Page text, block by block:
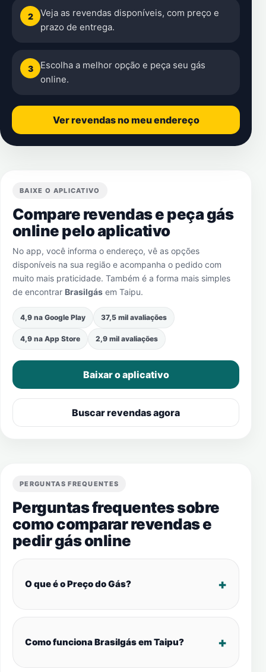
2
Veja as revendas disponíveis, com preço e
prazo de entrega.
3
Escolha a melhor opção e peça seu gás
online.
Ver revendas no meu endereço
BAIXE O APLICATIVO
Compare revendas e peça gás
online pelo aplicativo
No app, você informa o endereço, vê as opções
disponíveis na sua região e acompanha o pedido com
muito mais praticidade. Também é a forma mais simples
de encontrar Brasilgás em Taipu.
4,9 na Google Play 37,5 mil avaliações
4,9 na App Store 2,9 mil avaliações
Baixar o aplicativo
Buscar revendas agora
PERGUNTAS FREQUENTES
Perguntas frequentes sobre
como comparar revendas e
pedir gás online
O que é o Preço do Gás?
Como funciona Brasilgás em Taipu?